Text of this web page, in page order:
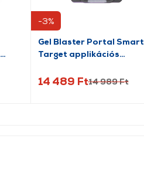
-3%
Gel Blaster Portal Smart
Target applikációs
14 489 Ft14 989 Ft